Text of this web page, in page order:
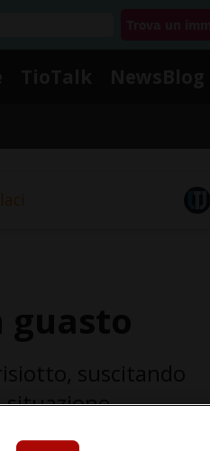
situazione